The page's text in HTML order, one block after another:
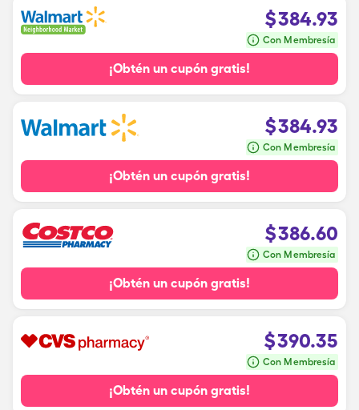
$384.93
Con Membresía
¡Obtén un cupón gratis!
$384.93
Con Membresía
¡Obtén un cupón gratis!
$386.60
Con Membresía
¡Obtén un cupón gratis!
$390.35
Con Membresía
¡Obtén un cupón gratis!